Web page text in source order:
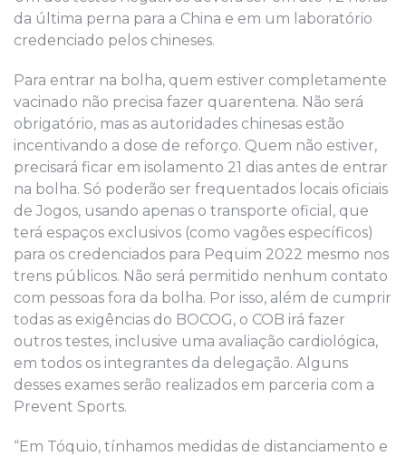
da última perna para a China e em um laboratório
credenciado pelos chineses.
Para entrar na bolha, quem estiver completamente
vacinado não precisa fazer quarentena. Não será
obrigatório, mas as autoridades chinesas estão
incentivando a dose de reforço. Quem não estiver,
precisará ficar em isolamento 21 dias antes de entrar
na bolha. Só poderão ser frequentados locais oficiais
de Jogos, usando apenas o transporte oficial, que
terá espaços exclusivos (como vagões específicos)
para os credenciados para Pequim 2022 mesmo nos
trens públicos. Não será permitido nenhum contato
com pessoas fora da bolha. Por isso, além de cumprir
todas as exigências do BOCOG, o COB irá fazer
outros testes, inclusive uma avaliação cardiológica,
em todos os integrantes da delegação. Alguns
desses exames serão realizados em parceria com a
Prevent Sports.
“Em Tóquio, tínhamos medidas de distanciamento e